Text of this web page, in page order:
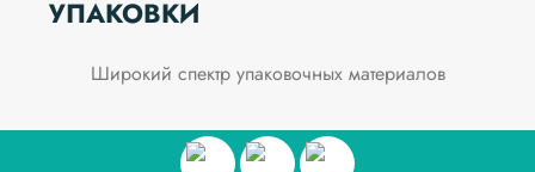
УПАКОВКИ
Широкий спектр упаковочных материалов